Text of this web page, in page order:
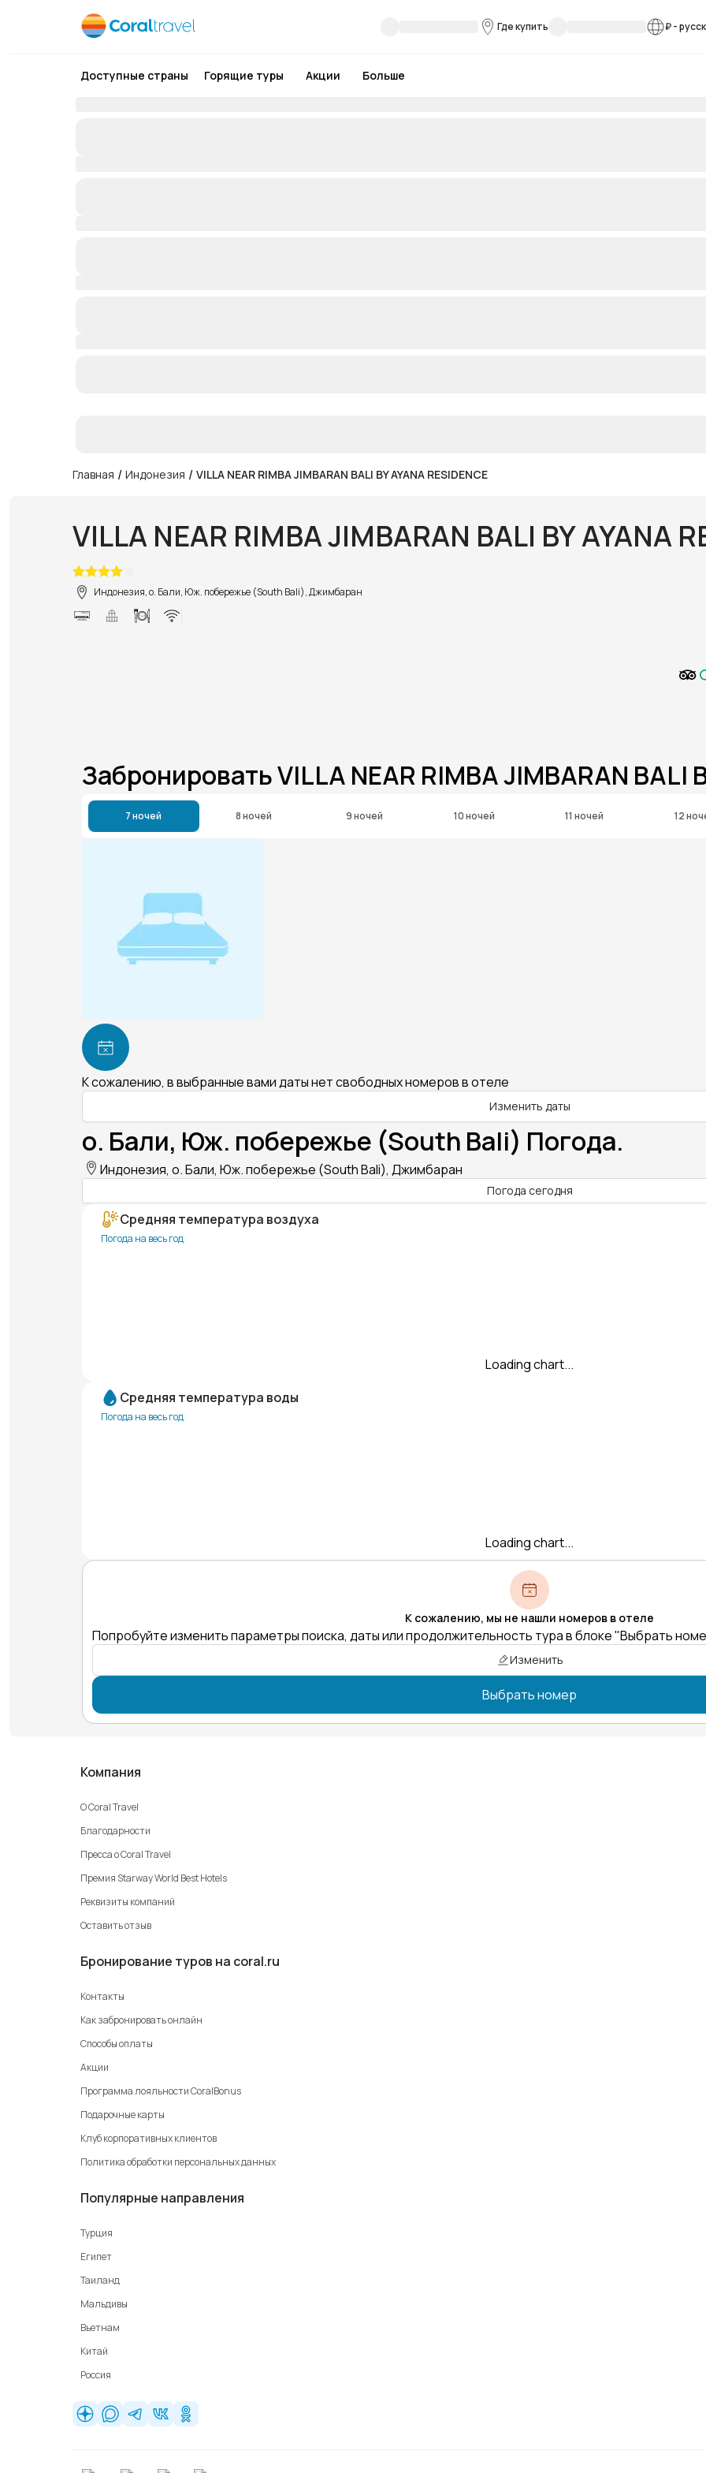
Где купить ₽-
Доступные страны Горящие туры Акции Больше
Главная / Индонезия / VILLA NEAR RIMBA JIMBARAN BALI BY AYANA RESIDENCE
VILLA NEAR RIMBA JIMBARAN BALI BY AYANA
Индонезия, о. Бали, Юж. побережье (South Bali), Джимбаран
Забронировать VILLA NEAR RIMBA JIMBARAN BALI
7 ночей 8 ночей 9 ночей 10 ночей 11 ночей 12
К сожалению, в выбранные вами даты нет свободных номеров в отеле
Изменить даты
о. Бали, Юж. побережье (South Bali) Погода.
Индонезия, о. Бали, Юж. побережье (South Bali), Джимбаран
Погода сегодня
Средняя температура воздуха
Погода на весь год
Loading chart...
Средняя температура воды
Погода на весь год
Loading chart...
К сожалению, мы не нашли номеров в отеле
Попробуйте изменить параметры поиска, даты или продолжительность тура в блоке "Выбрать
Изменить
Выбрать номер
Компания
О Coral Travel
Благодарности
Пресса о Coral Travel
Премия Starway World Best Hotels
Реквизиты компаний
Оставить отзыв
Бронирование туров на coral.ru
Контакты
Как забронировать онлайн
Способы оплаты
Акции
Программа лояльности CoralBonus
Подарочные карты
Клуб корпоративных клиентов
Политика обработки персональных данных
Популярные направления
Турция
Египет
Таиланд
Мальдивы
Вьетнам
Китай
Россия